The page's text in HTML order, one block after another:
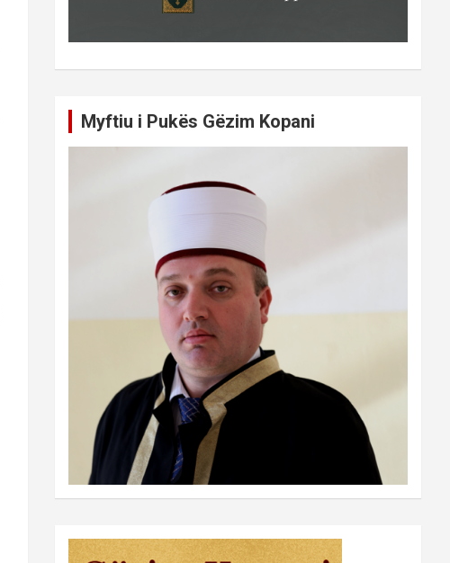
Myftiu i Pukës Gëzim Kopani